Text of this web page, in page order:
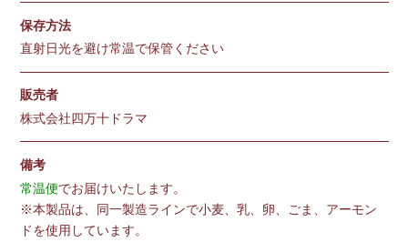
保存方法
直射日光を避け常温で保管ください
販売者
株式会社四万十ドラマ
備考
常温便でお届けいたします。
※本製品は、同一製造ラインで小麦、乳、卵、ごま、アーモン
ドを使用しています。